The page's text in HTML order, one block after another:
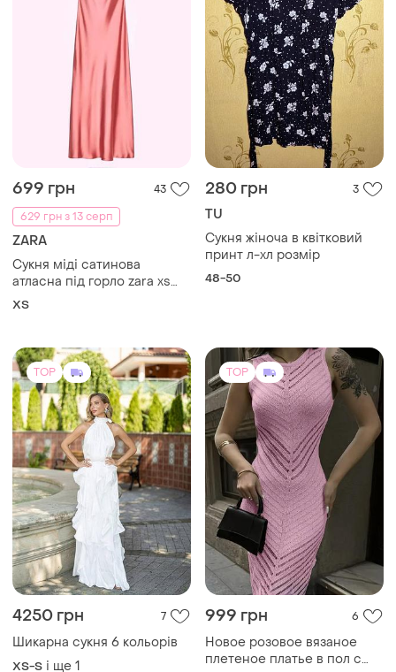
699 грн
629 грн з 13 серп
Сукня міді сатинова
рожева
ХS
280 грн 3
Сукня жіноча в квітковий
принт л-хл розмір
48-50
TOP
4250 грн
Шикарна сукня 6 кольорів
XS-S і ще 1
999 грн
Новое розовое вязаное
плетеное платье в пол с
разрезом
ХS і ще 2
TOP TOP